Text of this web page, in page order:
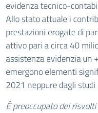
evidenza tecnico-
Allo stato attuale i
prestazioni erogate di
attivo pari a circa 40
assistenza evidenzia un
emergono elementi
2021 neppure dagli
È preoccupato dei